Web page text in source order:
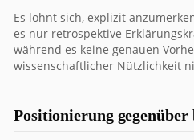
Es lohnt sich, explizit
es nur retrospektive
während es keine genauen
wissenschaftlicher Nützlichkeit
Positionierung gegenüber